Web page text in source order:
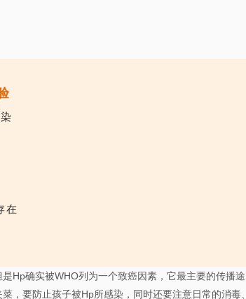
在
Hp确实被WHO列为一个致癌因素，它最主要的传播途
，要防止孩子被Hp所感染，同时还要注意日常的消毒、